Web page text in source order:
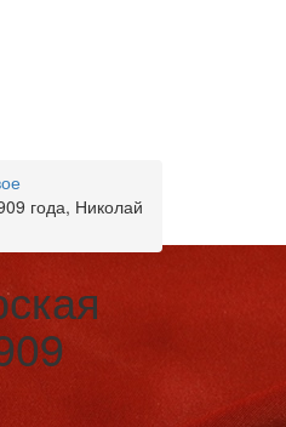
года, Николай